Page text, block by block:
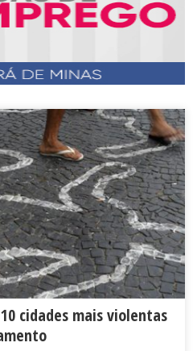
cidades mais violentas